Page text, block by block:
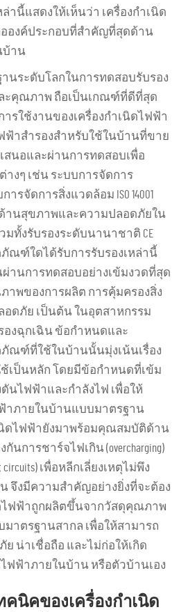
านี้แสดงให้เห็นว่า เครื่องกำเนิด
องค์ประกอบที่สำคัญที่สุดด้าน
บ้าน
นระดับโลกในการทดสอบรับรอง
ะคุณภาพ ถือเป็นเกณฑ์ที่ดีที่สุด
รใช้งานของเครื่องกำเนิดไฟฟ้า
ฟ้าสำรองสำหรับใช้ในบ้านที่ขาย
สนอและผ่านการทดสอบเพื่อ
งๆ เช่น ระบบการจัดการ
ารจัดการสิ่งแวดล้อม ISO 14001
านสุขภาพและความปลอดภัยใน
รวมทั้งรับรองระดับนานาชาติ CE
ภัณฑ์ใดได้รับการรับรองเหล่านี้
นการทดสอบอย่างเข้มงวดที่สุด
าพของการผลิต การคุ้มครองสิ่ง
ดภัย เป็นต้น ในอุตสาหกรรม
งฉุกเฉิน ข้อกำหนดและ
ณฑ์ที่ใช้ในบ้านนั้นมุ่งเน้นเรื่อง
เป็นหลัก โดยมีข้อกำหนดที่เข้ม
นไฟฟ้าและกำลังไฟ เพื่อให้
าภายในบ้านแบบมาตรฐาน
นิดไฟฟ้ายังมาพร้อมคุณสมบัติด้าน
การชาร์จไฟเกิน (overcharging)
เพื่อหลีกเลี่ยงเหตุไม่พึง
จึงมีความสำคัญอย่างยิ่งที่จะต้อง
ไฟฟ้าถูกผลิตขึ้นจากวัสดุคุณภาพ
มาตรฐานสากล เพื่อให้สามารถ
น่าเชื่อถือ และไม่ก่อให้เกิด
ฟฟ้าภายในบ้าน หรือตัวบ้านเอง
คนิคของเครื่องกำเนิด